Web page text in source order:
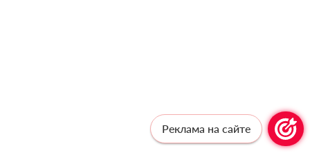
Реклама на сайте